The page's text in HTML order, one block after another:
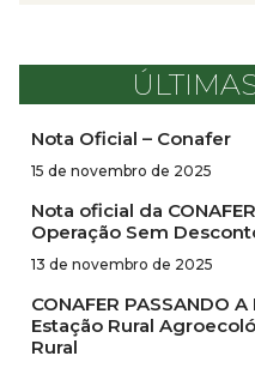
Nota Oficial – Conafer
15 de novembro de 2025
Nota oficial da
Operação Sem
13 de novembro de 2025
CONAFER PASSANDO
Estação Rural
Rural